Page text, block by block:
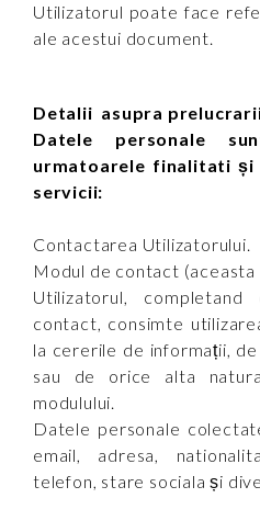
Utilizatorul poate face
ale acestui document.
Detalii asupra
Datele personale
urmatoarele finalitati și
servicii:
Contactarea Utilizatorului.
Modul de contact (aceasta
Utilizatorul,
contact, consimte
la cererile de informații,
sau de orice alta
modulului.
Datele personale
email, adresa,
telefon, stare sociala și